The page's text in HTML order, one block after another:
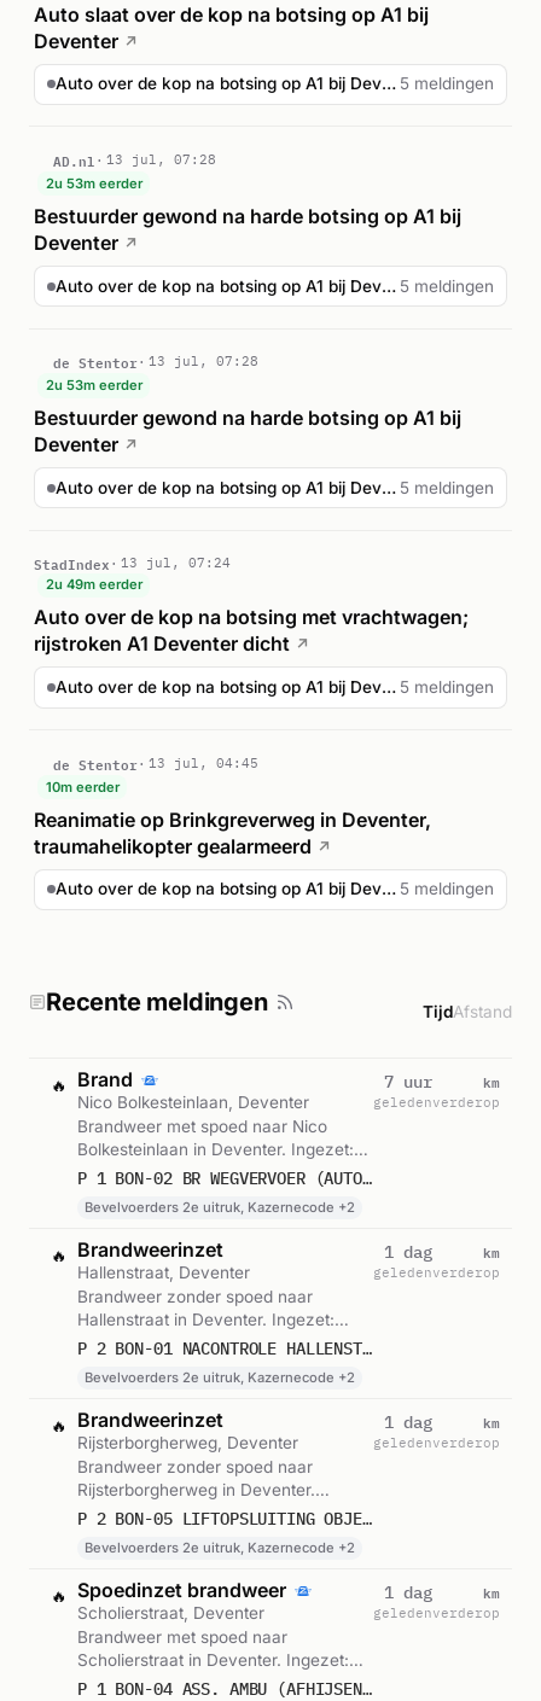
Auto slaat over de kop na botsing op A1 bij
Deventer ↗
Auto over de kop na botsing op A1 bij Deventer 5 meldingen
AD.nl
13 jul, 07:28
2u 53m eerder
Bestuurder gewond na harde botsing op A1 bij
Deventer ↗
Auto over de kop na botsing op A1 bij Deventer 5 meldingen
de Stentor
13 jul, 07:28
2u 53m eerder
Bestuurder gewond na harde botsing op A1 bij
Deventer ↗
Auto over de kop na botsing op A1 bij Deventer 5 meldingen
StadIndex
13 jul, 07:24
2u 49m eerder
Auto over de kop na botsing met vrachtwagen;
rijstroken A1 Deventer dicht ↗
Auto over de kop na botsing op A1 bij Deventer 5 meldingen
de Stentor
13 jul, 04:45
10m eerder
Reanimatie op Brinkgreverweg in Deventer,
traumahelikopter gealarmeerd ↗
Auto over de kop na botsing op A1 bij Deventer 5 meldingen
Recente meldingen TijdAfstand
🔥 Brand
Nico Bolkesteinlaan, Deventer
Brandweer met spoed naar Nico
Bolkesteinlaan in Deventer. Ingezet:
Bevelvoerders 2e uitruk,
andere eenheden. Gemeld om 02:08.
P 1 BON-02 BR WEGVERVOER (AUTO) NICO BOLKESTEINLAAN DEVENTER 042830
Bevelvoerders 2e uitruk, Kazernecode +2
7 uur
geleden
km
verderop
🔥 Brandweerinzet
Hallenstraat, Deventer
Brandweer zonder spoed naar
Hallenstraat in Deventer. Ingezet:
Bevelvoerders 2e uitruk,
andere eenheden. Gemeld om 02:35.
P 2 BON-01 NACONTROLE HALLENSTRAAT DEVENTER 042830
Bevelvoerders 2e uitruk, Kazernecode +2
1 dag
geleden
km
verderop
🔥 Brandweerinzet
Rijsterborgherweg, Deventer
Brandweer zonder spoed naar
Rijsterborgherweg in Deventer.
Ingezet: Bevelvoerders 2e uitruk,
andere eenheden. Gemeld om 19:09.
P 2 BON-05 LIFTOPSLUITING OBJECT RIJSTERBORGHERWEG DEVENTER 042830
Bevelvoerders 2e uitruk, Kazernecode +2
1 dag
geleden
km
verderop
🔥 Spoedinzet brandweer
Scholierstraat, Deventer
Brandweer met spoed naar
Scholierstraat in Deventer. Ingezet:
Bevelvoerders 2e uitruk,
P 1 BON-04 ASS. AMBU (AFHIJSEN) DIMENCE BESCHERMD WONEN SCHOLIERSTRAAT DEVENTER 042850 042830
1 dag
geleden
km
verderop